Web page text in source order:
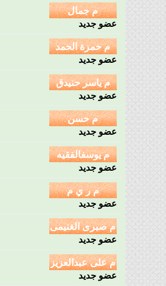
عضو جديد
عضو جديد
عضو جديد
عضو جديد
عضو جديد
عضو جديد
عضو جديد
عضو جديد